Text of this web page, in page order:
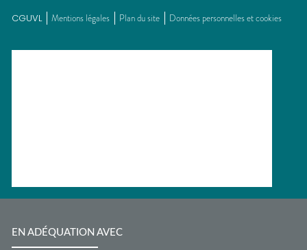
CGUVL Mentions légales Plan du site Données personnelles et cookies
EN ADÉQUATION AVEC